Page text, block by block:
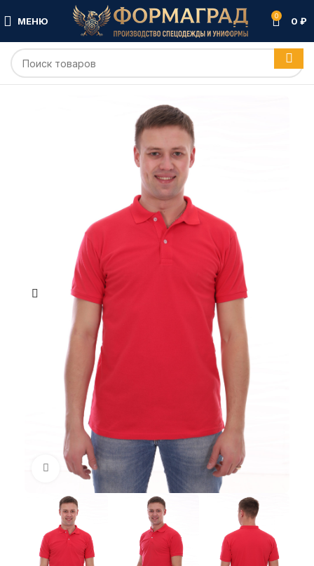
МЕНЮ 0 0 ₽
Увеличить